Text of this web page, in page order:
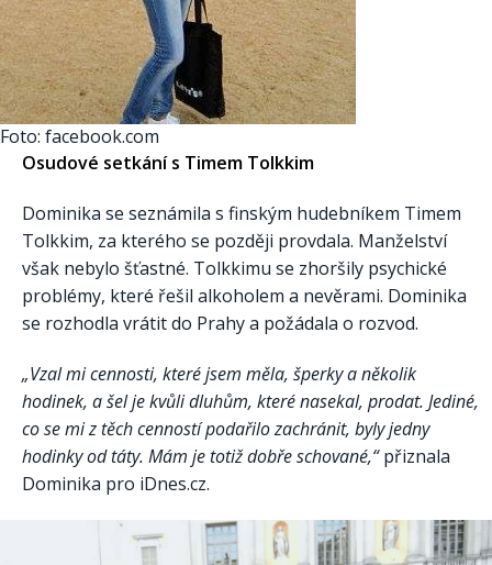
Foto: facebook.com
Osudové setkání s Timem Tolkkim
Dominika se seznámila s finským hudebníkem Timem
Tolkkim, za kterého se později provdala. Manželství
však nebylo šťastné. Tolkkimu se zhoršily psychické
problémy, které řešil alkoholem a nevěrami. Dominika
se rozhodla vrátit do Prahy a požádala o rozvod.
„Vzal mi cennosti, které jsem měla, šperky a několik
hodinek, a šel je kvůli dluhům, které nasekal, prodat. Jediné,
co se mi z těch cenností podařilo zachránit, byly jedny
hodinky od táty. Mám je totiž dobře schované,“přiznala
Dominika pro iDnes.cz.